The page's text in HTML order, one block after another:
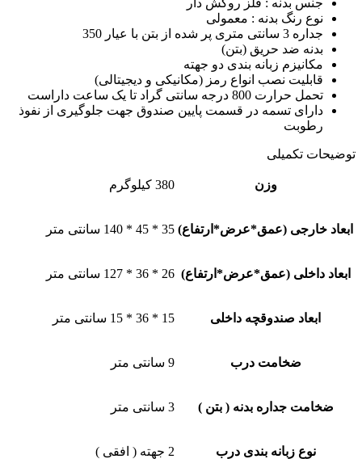
نوع رنگ بدنه : معمولی
جداره 3 سانتی متری پر شده از بتن با عیار 350
بدنه ضد حریق (بتن)
مکانیزم زبانه بندی دو جهته
قابلیت نصب انواع رمز (مکانیکی و دیجیتالی)
تحمل حرارت 800 درجه سانتی گراد تا یک ساعت داراست
دارای تسمه در قسمت پایین صندوق جهت جلوگیری از نفوذ
رطوبت
توضیحات تکمیلی
وزن 380 کیلوگرم
ابعاد خارجی (عمق*عرض*ارتفاع) 35 * 45 * 140 سانتی متر
ابعاد داخلی (عمق*عرض*ارتفاع) 26 * 36 * 127 سانتی متر
ابعاد صندوقچه داخلی 15 * 36 * 15 سانتی متر
ضخامت درب 9 سانتی متر
ضخامت جداره بدنه ( بتن ) 3 سانتی متر
نوع زبانه بندی درب 2 جهته ( افقی )